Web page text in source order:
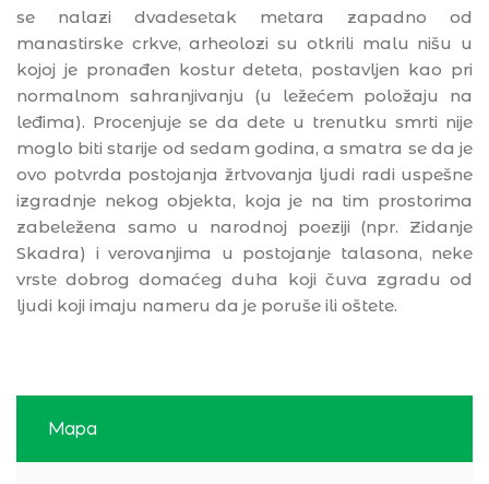
se nalazi dvadesetak metara zapadno od
manastirske crkve, arheolozi su otkrili malu nišu u
kojoj je pronađen kostur deteta, postavljen kao pri
normalnom sahranjivanju (u ležećem položaju na
leđima). Procenjuje se da dete u trenutku smrti nije
moglo biti starije od sedam godina, a smatra se da je
ovo potvrda postojanja žrtvovanja ljudi radi uspešne
izgradnje nekog objekta, koja je na tim prostorima
zabeležena samo u narodnoj poeziji (npr. Zidanje
Skadra) i verovanjima u postojanje talasona, neke
vrste dobrog domaćeg duha koji čuva zgradu od
ljudi koji imaju nameru da je poruše ili oštete.
Mapa